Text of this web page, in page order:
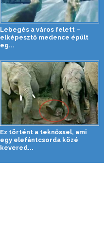
Lebegés a város felett –
elképesztő medence épült
eg...
Ez történt a teknőssel, ami
egy elefántcsorda közé
kevered...